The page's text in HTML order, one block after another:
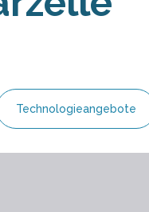
Technologieangebote